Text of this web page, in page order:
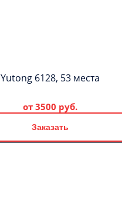
Yutong 6128, 53 места
от 3500 руб.
Заказать